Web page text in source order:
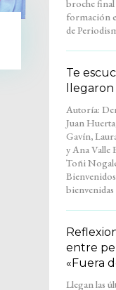
broche final
formación
de
Te
Autoría:
Juan
Gavín,
y Ana Valle Edición:
Toñi
bienvenidas
quienes
quedarse”. Un espacio
tranquilo, hecho
escuchar sin
entre
«Fuera
Llegan las
nuestro propio